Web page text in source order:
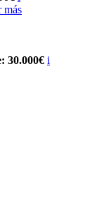
más
30.000€ i